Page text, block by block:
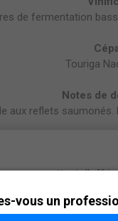
de fermentation
Touriga
Notes de
aux reflets
gastronomique
permettent d'offrir
vous un